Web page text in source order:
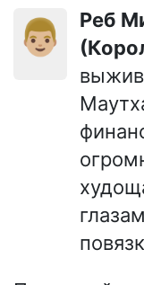
👨🏼
Реб Михаэль Климрод